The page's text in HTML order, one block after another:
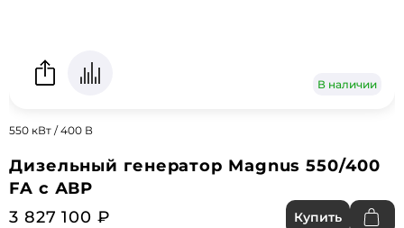
В наличии
550 кВт / 400 В
Дизельный генератор Magnus 550/400
FA с АВР
3 827 100 ₽
Купить